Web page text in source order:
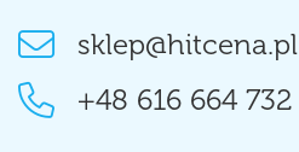
sklep@hitcena.pl
+48 616 664 732